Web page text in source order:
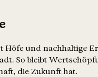
Höfe und nachhaltige
So bleibt
die Zukunft hat.